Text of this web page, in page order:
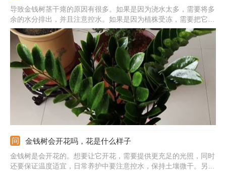
导致金钱树茎干瘪的原因有很多。如果是因为浇水太多，需要将多
余的水分排出，并且注意控水。如果是因为植株受冻，需要把它移
到温暖处，温度保持在10℃以上。如果是因为根部腐烂，需要将烂
根剪除，加强空气流通。如果是因为土壤板结，需要及时换盆换
土。
金钱树会开花吗，花是什么样子
金钱树是会开花的。想要让它开花，需要提供更充足的光照，同时
还要保证温度适宜，日常养护中要注意控水，保持土壤微干。另